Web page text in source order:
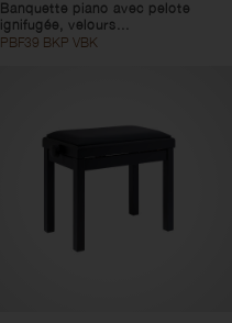
Banquette piano avec pelote
ignifugée, velours...
PBF39 BKP VBK